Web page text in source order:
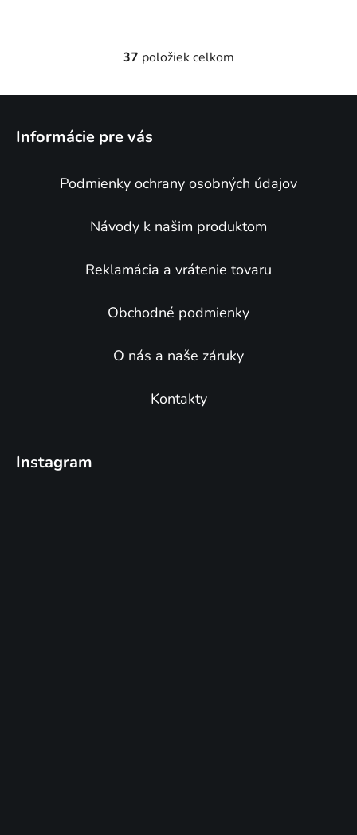
O
l
i
p
k
v
p
i
u
37 položiek celkom
Informácie pre vás
Podmienky ochrany osobných údajov
Návody k našim produktom
Reklamácia a vrátenie tovaru
Obchodné podmienky
O nás a naše záruky
Kontakty
Instagram